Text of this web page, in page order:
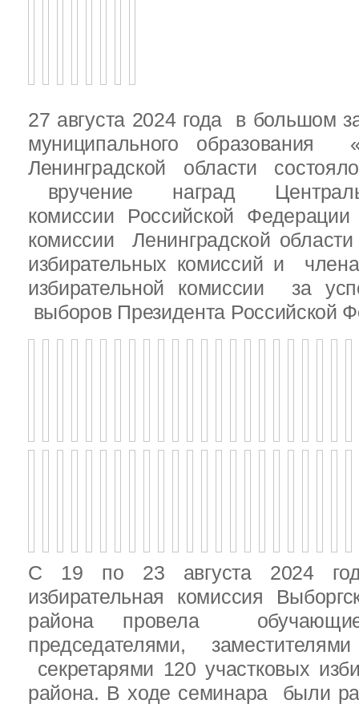
27 августа 2024 года в большом
муниципального образования
Ленинградской области
вручение наград
комиссии Российской
комиссии Ленинградской
избирательных комиссий и
избирательной комиссии за
выборов Президента Российской
С 19 по 23 августа 2024
избирательная комиссия
района провела
председателями,
секретарями 120 участковых
района. В ходе семинара были